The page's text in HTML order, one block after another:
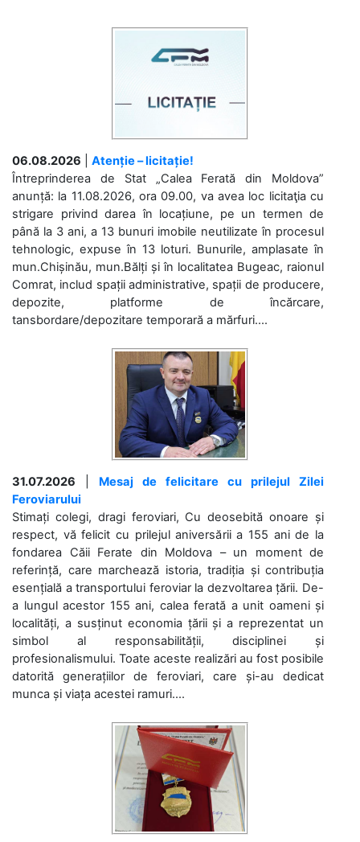
06.08.2026
Atenție – licitație!
Întreprinderea de Stat „Calea Ferată din Moldova”
anunță: la 11.08.2026, ora 09.00, va avea loc licitaţia cu
strigare privind darea în locațiune, pe un termen de
până la 3 ani, a 13 bunuri imobile neutilizate în procesul
tehnologic, expuse în 13 loturi. Bunurile, amplasate în
mun.Chișinău, mun.Bălți și în localitatea Bugeac, raionul
Comrat, includ spații administrative, spații de producere,
depozite, platforme de încărcare,
tansbordare/depozitare temporară a mărfuri....
31.07.2026
Mesaj de felicitare cu prilejul Zilei
Feroviarului
Stimați colegi, dragi feroviari, Cu deosebită onoare și
respect, vă felicit cu prilejul aniversării a 155 ani de la
fondarea Căii Ferate din Moldova – un moment de
referință, care marchează istoria, tradiția și contribuția
esențială a transportului feroviar la dezvoltarea țării. De-
a lungul acestor 155 ani, calea ferată a unit oameni și
localități, a susținut economia țării și a reprezentat un
simbol al responsabilității, disciplinei și
profesionalismului. Toate aceste realizări au fost posibile
datorită generațiilor de feroviari, care și-au dedicat
munca și viața acestei ramuri....